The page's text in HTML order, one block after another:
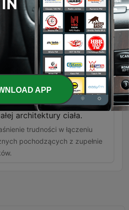
te same prawa, które
zwierząt, dotyczą
na pytanie o możliwość
ludzkiego.
gdybyśmy chcieli dodać
do myszy, to by było
bo to jest cała
architektury ciała.
trudności w łączeniu
pochodzących z zupełnie
APP